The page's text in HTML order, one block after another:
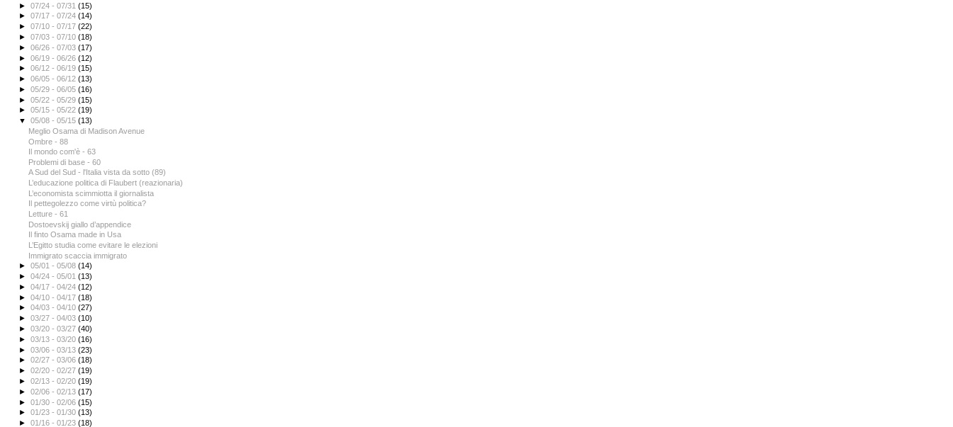
►07/24 - 07/31(15)
►07/17 - 07/24(14)
►07/10 - 07/17(22)
►07/03 - 07/10(18)
►06/26 - 07/03(17)
►06/19 - 06/26(12)
►06/12 - 06/19(15)
►06/05 - 06/12(13)
►05/29 - 06/05(16)
►05/22 - 05/29(15)
►05/15 - 05/22(19)
▼05/08 - 05/15(13)
Meglio Osama di Madison Avenue
Ombre - 88
Il mondo com'è - 63
Problemi di base - 60
A Sud del Sud - l'Italia vista da sotto (89)
L’educazione politica di Flaubert (reazionaria)
L’economista scimmiotta il giornalista
Il pettegolezzo come virtù politica?
Letture - 61
Dostoevskij giallo d’appendice
Il finto Osama made in Usa
L’Egitto studia come evitare le elezioni
Immigrato scaccia immigrato
►05/01 - 05/08(14)
►04/24 - 05/01(13)
►04/17 - 04/24(12)
►04/10 - 04/17(18)
►04/03 - 04/10(27)
►03/27 - 04/03(10)
►03/20 - 03/27(40)
►03/13 - 03/20(16)
►03/06 - 03/13(23)
►02/27 - 03/06(18)
►02/20 - 02/27(19)
►02/13 - 02/20(19)
►02/06 - 02/13(17)
►01/30 - 02/06(15)
►01/23 - 01/30(13)
►01/16 - 01/23(18)